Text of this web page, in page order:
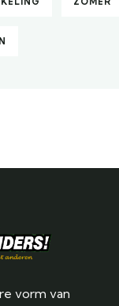
vorm van